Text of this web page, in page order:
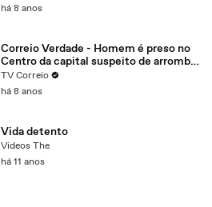
há 8 anos
Correio Verdade - Homem é preso no
Centro da capital suspeito de arrombar
uma casa
TV Correio
há 8 anos
Vida detento
Videos The
há 11 anos